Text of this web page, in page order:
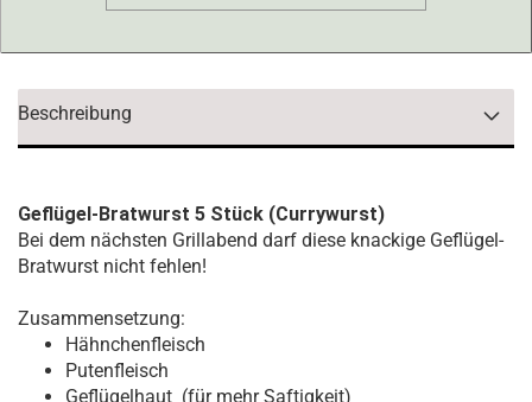
Beschreibung
Geflügel-Bratwurst 5 Stück (Currywurst)
Bei dem nächsten Grillabend darf diese knackige Geflügel-
Bratwurst nicht fehlen!
Zusammensetzung:
Hähnchenfleisch
Putenfleisch
Geflügelhaut (für mehr Saftigkeit)